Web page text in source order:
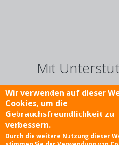
Mit
FußzeileImpressum
Wir verwenden auf dieser
Cookies, um die
Gebrauchsfreundlichkeit zu
verbessern.
Durch die weitere Nutzung dieser